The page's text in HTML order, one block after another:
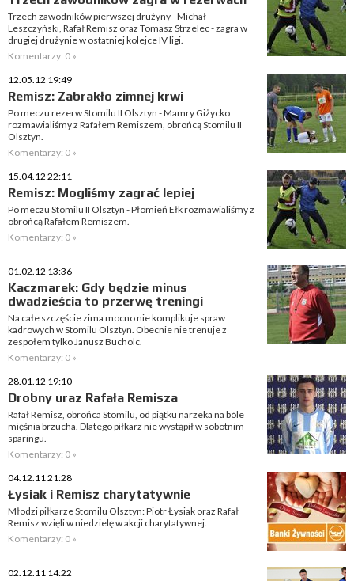
Trzech zawodników pierwszej drużyny - Michał
Leszczyński, Rafał Remisz oraz Tomasz Strzelec - zagra w
drugiej drużynie w ostatniej kolejce IV ligi.
Komentarzy: 0 »
12.05.12 19:49
Remisz: Zabrakło zimnej krwi
Po meczu rezerw Stomilu II Olsztyn - Mamry Giżycko
rozmawialiśmy z Rafałem Remiszem, obrońcą Stomilu II
Olsztyn.
Komentarzy: 0 »
15.04.12 22:11
Remisz: Mogliśmy zagrać lepiej
Po meczu Stomilu II Olsztyn - Płomień Ełk rozmawialiśmy z
obrońcą Rafałem Remiszem.
Komentarzy: 0 »
01.02.12 13:36
Kaczmarek: Gdy będzie minus
dwadzieścia to przerwę treningi
Na całe szczęście zima mocno nie komplikuje spraw
kadrowych w Stomilu Olsztyn. Obecnie nie trenuje z
zespołem tylko Janusz Bucholc.
Komentarzy: 0 »
28.01.12 19:10
Drobny uraz Rafała Remisza
Rafał Remisz, obrońca Stomilu, od piątku narzeka na bóle
mięśnia brzucha. Dlatego piłkarz nie wystąpił w sobotnim
sparingu.
Komentarzy: 0 »
04.12.11 21:28
Łysiak i Remisz charytatywnie
Młodzi piłkarze Stomilu Olsztyn: Piotr Łysiak oraz Rafał
Remisz wzięli w niedzielę w akcji charytatywnej.
Komentarzy: 0 »
02.12.11 14:22